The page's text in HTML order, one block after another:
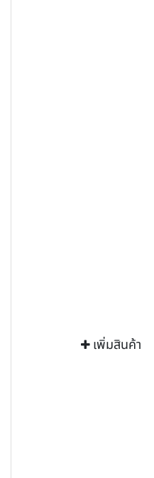
เพิ่มสินค้า